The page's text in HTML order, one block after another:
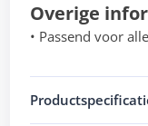
Overige
• Passend voor